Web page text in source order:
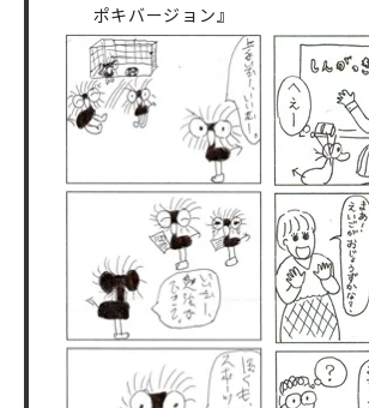
ポキバージョン』